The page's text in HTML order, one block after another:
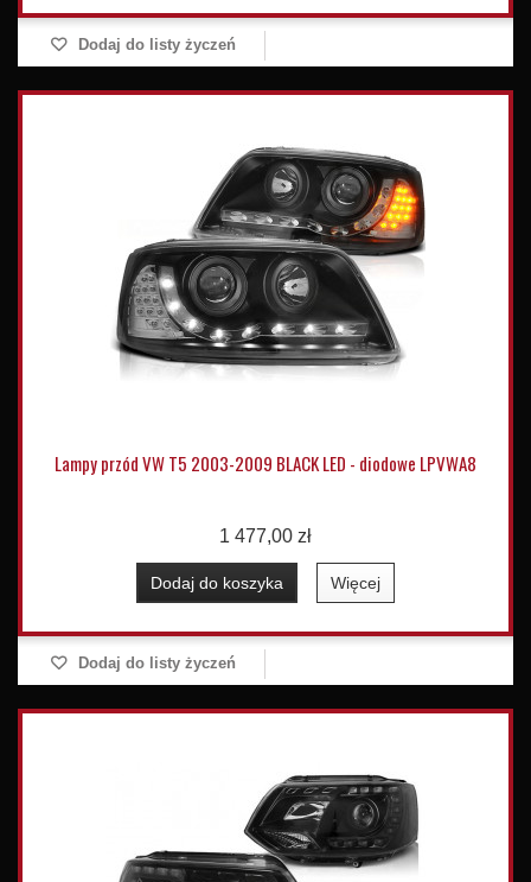
Dodaj do listy życzeń
Lampy przód VW T5 2003-2009 BLACK LED - diodowe LPVWA8
1 477,00 zł
Dodaj do koszyka Więcej
Dodaj do listy życzeń